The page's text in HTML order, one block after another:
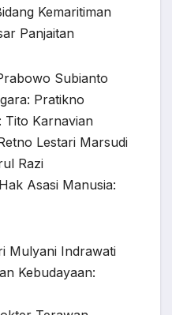
Kemaritiman
Panjaitan
Subianto
Pratikno
Tito Karnavian
Lestari Marsudi
Razi
Asasi Manusia:
Mulyani Indrawati
Kebudayaan: